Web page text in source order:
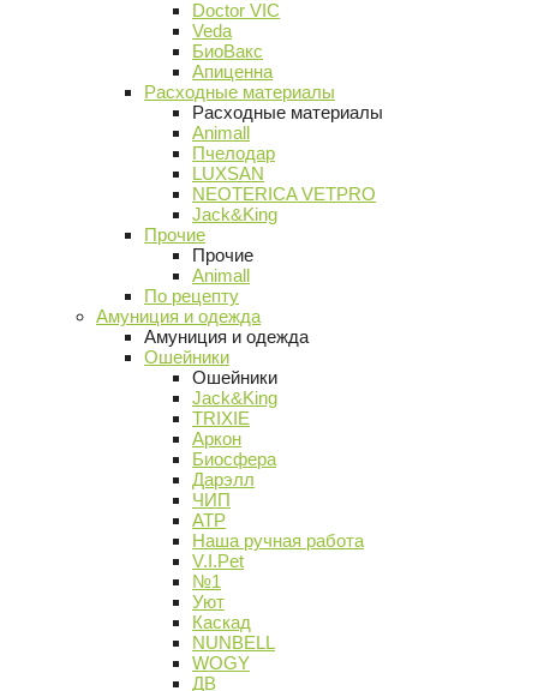
Doctor VIC
Veda
БиоВакс
Апиценна
Расходные материалы
Расходные материалы
Animall
Пчелодар
LUXSAN
NEOTERICA VETPRO
Jack&King
Прочие
Прочие
Animall
По рецепту
Амуниция и одежда
Амуниция и одежда
Ошейники
Ошейники
Jack&King
TRIXIE
Аркон
Биосфера
Дарэлл
ЧИП
АТР
Наша ручная работа
V.I.Pet
№1
Уют
Каскад
NUNBELL
WOGY
ДВ